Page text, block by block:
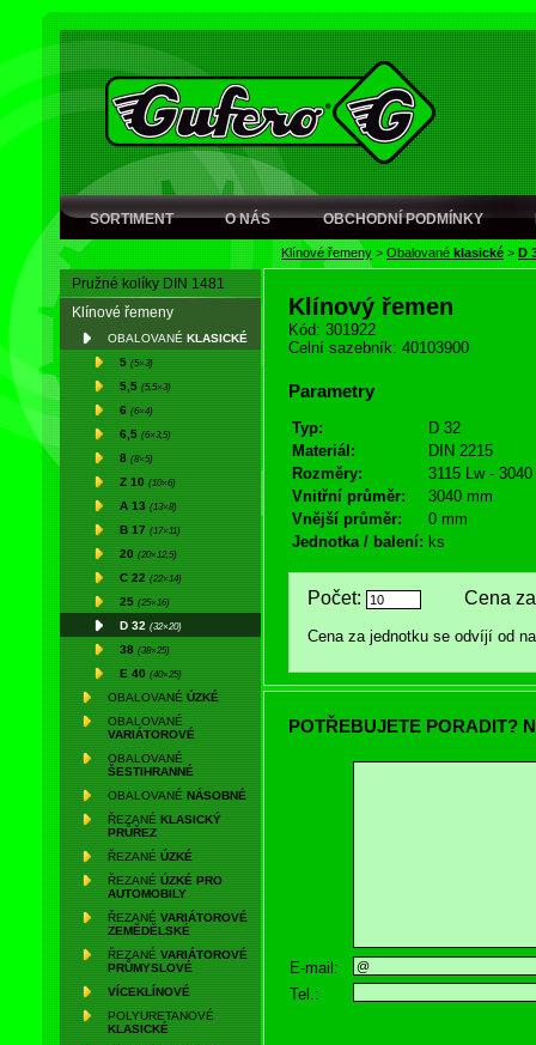
SORTIMENT O NÁS OBCHODNÍ PODMÍNKY
Klínové řemeny > Obalované klasické > D
Pružné kolíky DIN 1481
Klínové řemeny
OBALOVANÉ KLASICKÉ
5 (5×3)
5,5 (5,5×3)
6 (6×4)
6,5 (6×3,5)
8 (8×5)
Z 10 (10×6)
A 13 (13×8)
B 17 (17×11)
20 (20×12,5)
C 22 (22×14)
25 (25×16)
D 32 (32×20)
38 (38×25)
E 40 (40×25)
OBALOVANÉ ÚZKÉ
OBALOVANÉ
VARIÁTOROVÉ
OBALOVANÉ
ŠESTIHRANNÉ
OBALOVANÉ NÁSOBNÉ
ŘEZANÉ KLASICKÝ
PRŮŘEZ
ŘEZANÉ ÚZKÉ
ŘEZANÉ ÚZKÉ PRO
AUTOMOBILY
ŘEZANÉ VARIÁTOROVÉ
ZEMĚDĚLSKÉ
ŘEZANÉ VARIÁTOROVÉ
PRŮMYSLOVÉ
VÍCEKLÍNOVÉ
POLYURETANOVÉ
KLASICKÉ
Klínový řemen
Kód: 301922
Celní sazebník: 40103900
Parametry
Typ:
D 32
Materiál:
DIN 2215
Rozměry:
3115 Lw - 3040
Vnitřní průměr:
3040 mm
Vnější průměr:
0 mm
Jednotka / balení: ks
Počet: Cena za
Cena za jednotku se odvíjí od
POTŘEBUJETE PORADIT?
E-mail:
Tel.: